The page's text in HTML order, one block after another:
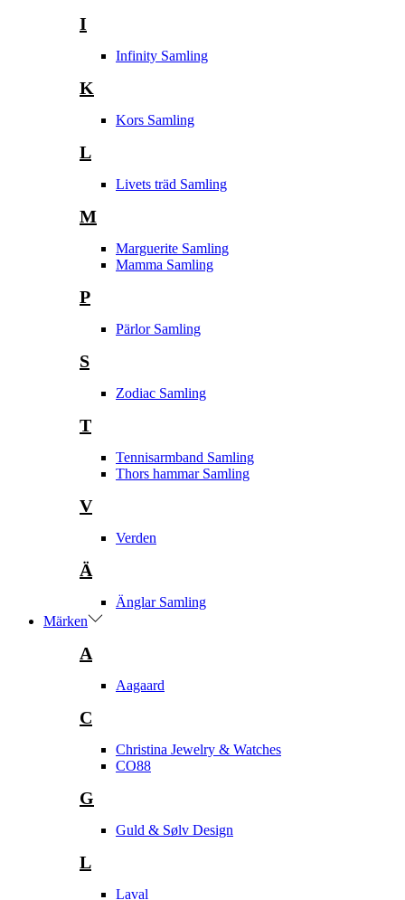
I
Infinity Samling
K
Kors Samling
L
Livets träd Samling
M
Marguerite Samling
Mamma Samling
P
Pärlor Samling
S
Zodiac Samling
T
Tennisarmband Samling
Thors hammar Samling
V
Verden
Ä
Änglar Samling
Märken
A
Aagaard
C
Christina Jewelry & Watches
CO88
G
Guld & Sølv Design
L
Laval